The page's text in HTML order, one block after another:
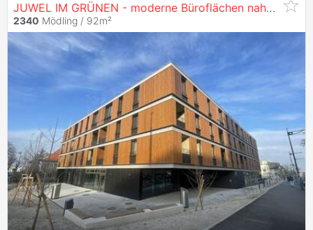
JUWEL IM GRÜNEN - moderne Büroflächen nahe HTL Mödling zu
2340 Mödling / 92m²